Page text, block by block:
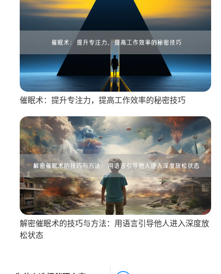
催眠术：提升专注力，提高工作效率的秘密技巧
解密催眠术的技巧与方法：用语言引导他人进入深度放
松状态